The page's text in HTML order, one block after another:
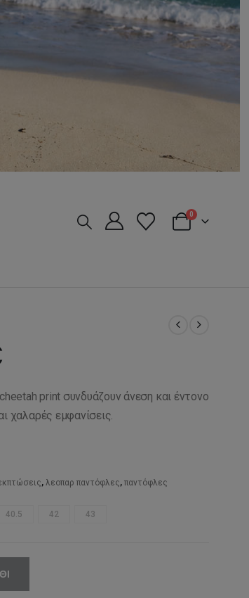
0
τρέχουσα
τιμή
16,00€.
print συνδυάζουν άνεση και έντονο
χαλαρές εμφανίσεις.
, λεοπαρ παντόφλες, παντόφλες
40.5 42 43